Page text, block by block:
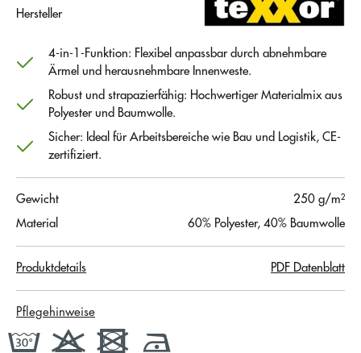
Hersteller
4-in-1-Funktion: Flexibel anpassbar durch abnehmbare
Ärmel und herausnehmbare Innenweste.
Robust und strapazierfähig: Hochwertiger Materialmix aus
Polyester und Baumwolle.
Sicher: Ideal für Arbeitsbereiche wie Bau und Logistik, CE-
zertifiziert.
Gewicht
250 g/m²
Material
60% Polyester, 40% Baumwolle
Produktdetails PDF Datenblatt
Pflegehinweise